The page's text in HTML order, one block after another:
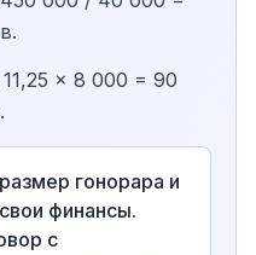
× 8 000 = 90
гонорара и
финансы.
с